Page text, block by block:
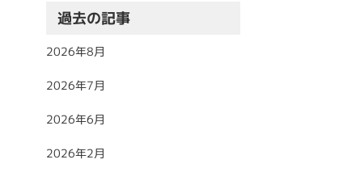
過去の記事
2026年8月
2026年7月
2026年6月
2026年2月